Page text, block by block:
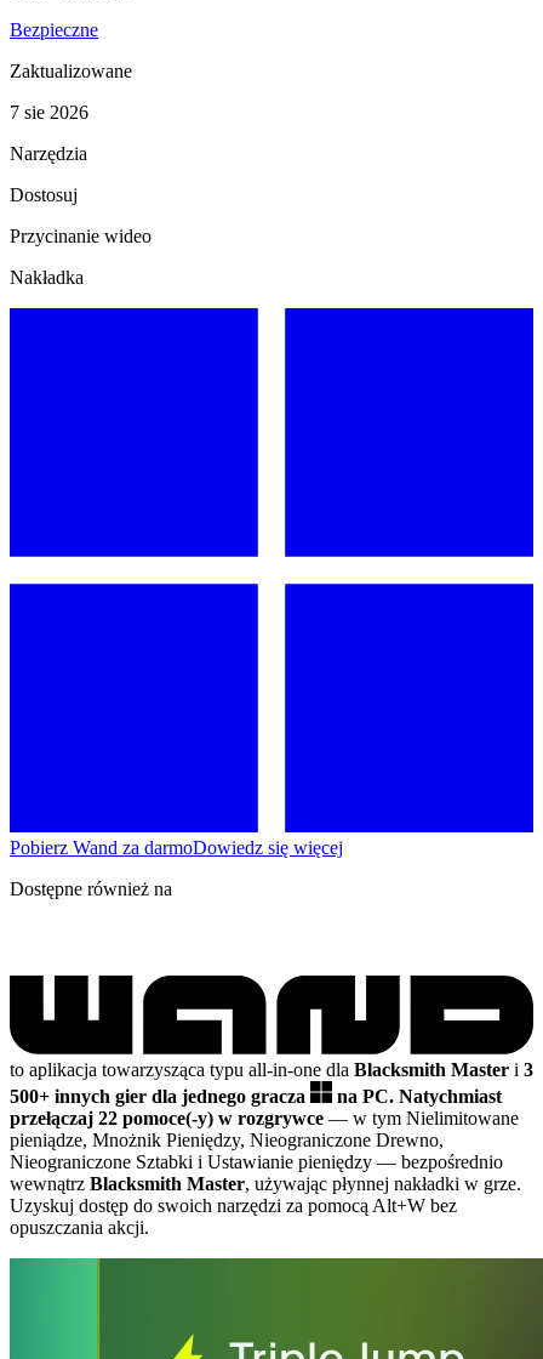
Bezpieczne
Zaktualizowane
7 sie 2026
Narzędzia
Dostosuj
Przycinanie wideo
Nakładka
Pobierz Wand za darmoDowiedz się więcej
Dostępne również na
to aplikacja towarzysząca typu all-in-one dla Blacksmith Master i 3
500+ innych gier dla jednego gracza
na PC. Natychmiast
przełączaj 22 pomoce(-y) w rozgrywce — w tym Nielimitowane
pieniądze, Mnożnik Pieniędzy, Nieograniczone Drewno,
Nieograniczone Sztabki i Ustawianie pieniędzy — bezpośrednio
wewnątrz Blacksmith Master, używając płynnej nakładki w grze.
Uzyskuj dostęp do swoich narzędzi za pomocą Alt+W bez
opuszczania akcji.